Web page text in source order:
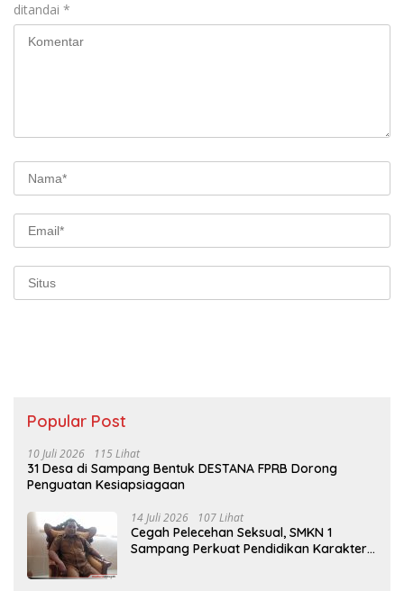
ditandai *
Popular Post
10 Juli 2026 115 Lihat
31 Desa di Sampang Bentuk DESTANA FPRB Dorong
Penguatan Kesiapsiagaan
14 Juli 2026 107 Lihat
Cegah Pelecehan Seksual, SMKN 1
Sampang Perkuat Pendidikan Karakter